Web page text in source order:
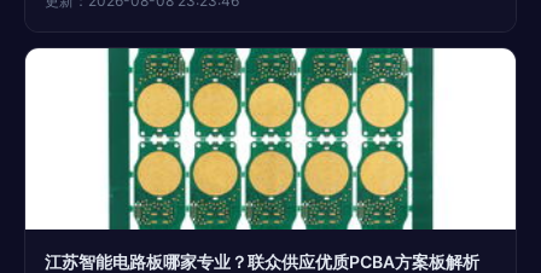
江苏智能电路板哪家专业？联众供应优质PCBA方案板解析